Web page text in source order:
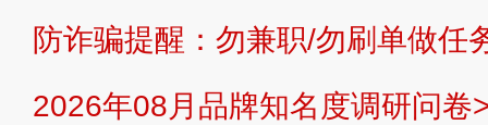
提交说明： 快速提交发布>> 提交品
防诈骗提醒：勿兼职/勿刷单做任
2026年08月品牌知名度调研问卷